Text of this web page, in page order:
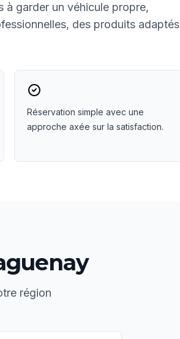
à garder un véhicule propre,
des produits adaptés
Réservation simple avec une
approche axée sur la satisfaction.
région